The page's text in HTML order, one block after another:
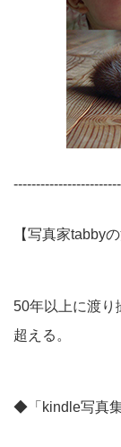
【写真家tabbyの
50年以上に渡り
超える。
◆「kindle写真集